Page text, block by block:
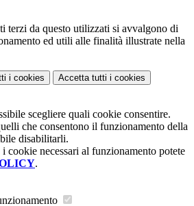
terzi da questo utilizzati si avvalgono di
ed utili alle finalità illustrate nella
i cookies Accetta tutti i cookies
scegliere quali cookie consentire.
che consentono il funzionamento della
disabilitarli.
cookie necessari al funzionamento potete
.